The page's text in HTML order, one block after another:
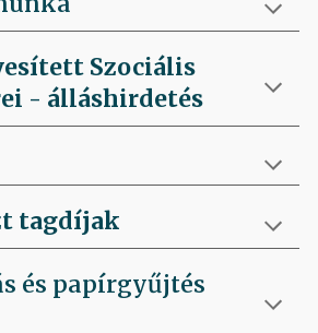
Szociális
- álláshirdetés
tagdíjak
és papírgyűjtés